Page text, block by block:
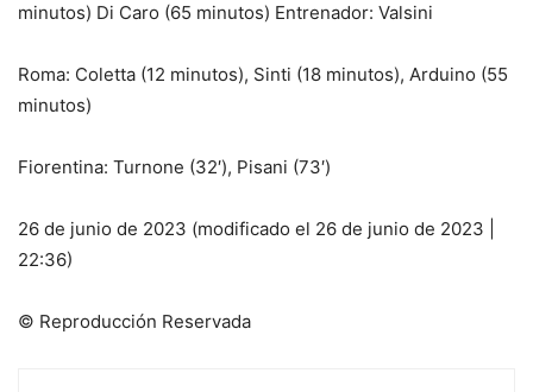
minutos) Di Caro (65 minutos) Entrenador: Valsini
Roma: Coletta (12 minutos), Sinti (18 minutos), Arduino (55
minutos)
Fiorentina: Turnone (32′), Pisani (73′)
26 de junio de 2023 (modificado el 26 de junio de 2023 |
22:36)
© Reproducción Reservada